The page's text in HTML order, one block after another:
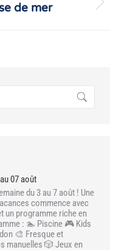
de mer
07 août
du 3 au 7 août ! Une
commence avec
un programme riche en
: 🏊 Piscine 🎮 Kids
🎨 Fresque et
🎲 Jeux en